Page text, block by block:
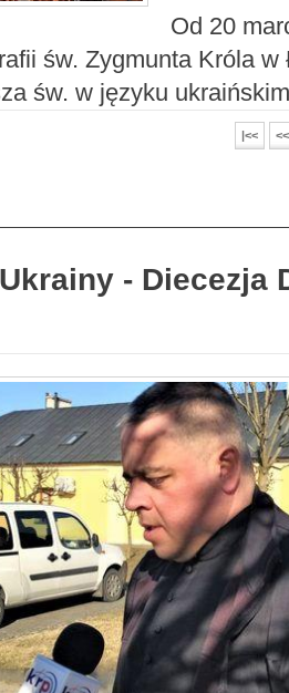
Od 20
św. Zygmunta Króla w
św. w języku
|<< <<
- Diecezja